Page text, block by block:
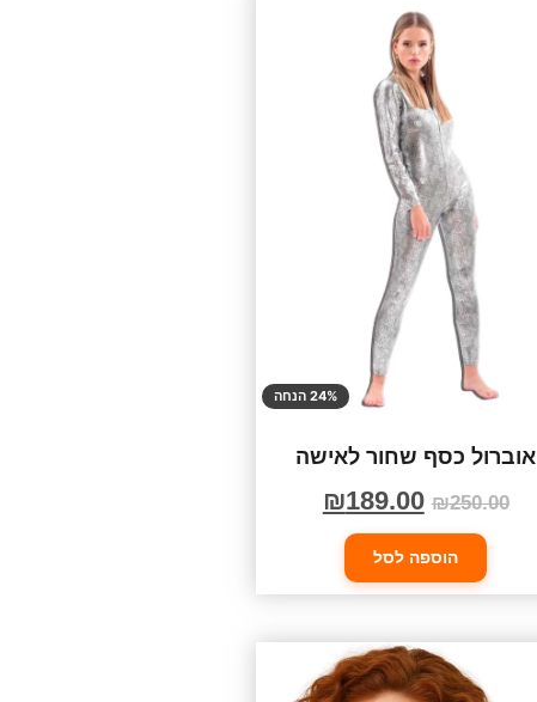
24% הנחה
אוברול כסף שחור לאישה
₪250.00
₪189.00
הוספה לסל